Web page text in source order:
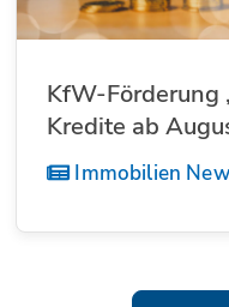
KfW-Förderung
Kredite ab
Immobilien